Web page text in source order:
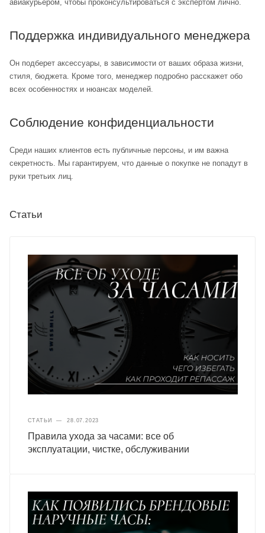
авиакурьером, чтобы проконсультироваться с экспертом лично.
Поддержка индивидуального менеджера
Он подберет аксессуары, в зависимости от ваших образа жизни,
стиля, бюджета. Кроме того, менеджер подробно расскажет обо
всех особенностях и нюансах моделей.
Соблюдение конфиденциальности
Среди наших клиентов есть публичные персоны, и им важна
секретность. Мы гарантируем, что данные о покупке не попадут в
руки третьих лиц.
Статьи
СТАТЬИ — 28.07.2023
Правила ухода за часами: все об
эксплуатации, чистке, обслуживании